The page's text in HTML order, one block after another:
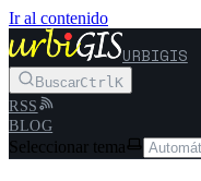
Ir al contenido
URBIGIS
BuscarCtrlK
RSS
BLOG
Seleccionar tema